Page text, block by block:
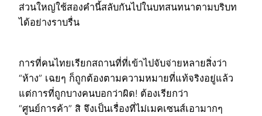
ส่วนใหญ่ใช้สองคำนี้สลับกันไปในบทสนทนาตามบริบท
ได้อย่างราบรื่น
การที่คนไทยเรียกสถานที่ที่เข้าไปจับจ่ายหลายสิ่งว่า
“ห้าง” เฉยๆ ก็ถูกต้องตามความหมายที่แท้จริงอยู่แล้ว
แต่การที่ถูกบางคนบอกว่าผิด! ต้องเรียกว่า
“ศูนย์การค้า” สิ จึงเป็นเรื่องที่ไม่เมคเซนส์เอามากๆ